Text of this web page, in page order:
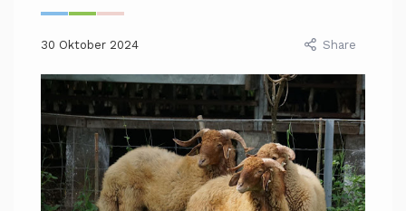
30 Oktober 2024 Share